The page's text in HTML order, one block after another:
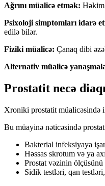
Ağrını müalicə etmək:
Psixoloji simptomları idarə
edilə bilər.
Fiziki müalicə: Çanaq dibi
Alternativ müalicə
Prostatit necə
Xroniki prostatit müalicəsində
Bu müayinə nəticəsində
Bakterial infeksiyaya
Həssas skrotum və ya
Prostat vəzinin
Sidik testləri, qan